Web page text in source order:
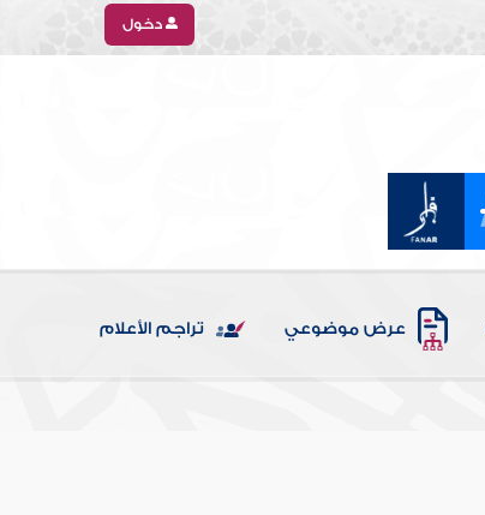
دخول
عرض موضوعي تراجم الأعلام